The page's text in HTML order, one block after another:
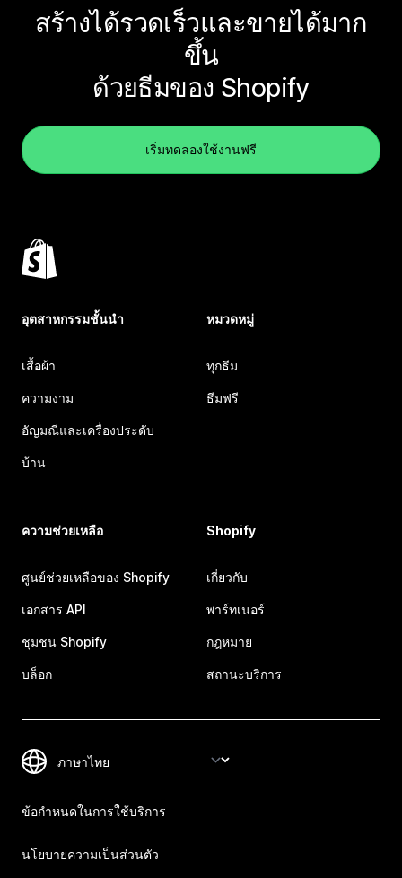
สร้างได้รวดเร็วและขายได้มาก
ขึ้น
ด้วยธีมของ Shopify
เริ่มทดลองใช้งานฟรี
อุตสาหกรรมชั้นนำ
เสื้อผ้า
ความงาม
อัญมณีและเครื่องประดับ
บ้าน
หมวดหมู่
ทุกธีม
ธีมฟรี
ความช่วยเหลือ
ศูนย์ช่วยเหลือของ Shopify
เอกสาร API
ชุมชน Shopify
บล็อก
Shopify
เกี่ยวกับ
พาร์ทเนอร์
กฎหมาย
สถานะบริการ
ข้อกำหนดในการใช้บริการ
นโยบายความเป็นส่วนตัว